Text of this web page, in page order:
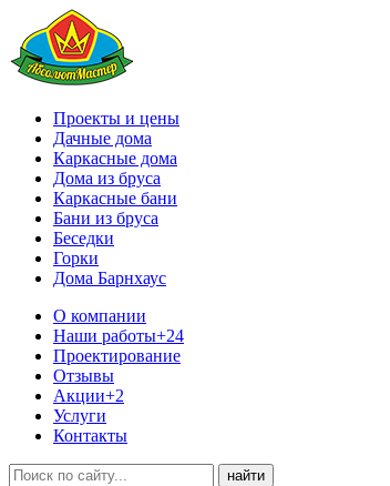
Проекты и цены
Дачные дома
Каркасные дома
Дома из бруса
Каркасные бани
Бани из бруса
Беседки
Горки
Дома Барнхаус
О компании
Наши работы+24
Проектирование
Отзывы
Акции+2
Услуги
Контакты